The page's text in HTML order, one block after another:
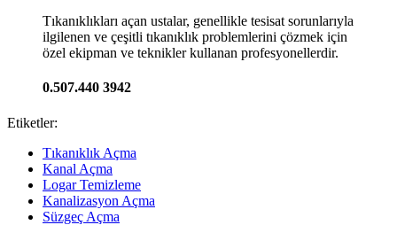
Tıkanıklıkları açan ustalar, genellikle tesisat sorunlarıyla
ilgilenen ve çeşitli tıkanıklık problemlerini çözmek için
özel ekipman ve teknikler kullanan profesyonellerdir.
0.507.440 3942
Etiketler:
Tıkanıklık Açma
Kanal Açma
Logar Temizleme
Kanalizasyon Açma
Süzgeç Açma